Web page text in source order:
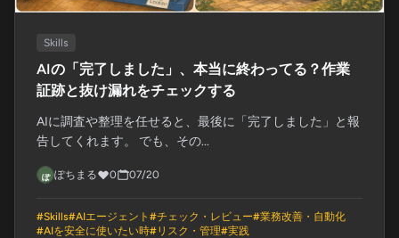
Skills
AIの「完了しました」、本当に終わってる？作業
証跡と抜け漏れをチェックする
AIに調査や整理を任せると、最後に「完了しました」と報
告してくれます。 でも、その...
ぽちまる 0 07/20
#Skills#AIエージェント #チェック・レビュー#業務改善・自動化
#AIを安全に使いたい時#リスク・管理#実践